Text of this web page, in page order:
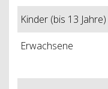
Kinder (bis 13 Jahre)
Erwachsene